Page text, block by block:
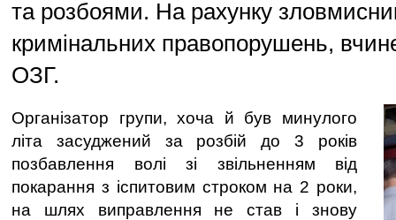
та розбоями. На рахунку
кримінальних правопорушень,
ОЗГ.
Організатор групи, хоча й був минулого
літа засуджений за розбій до 3 років
позбавлення волі зі звільненням від
покарання з іспитовим строком на 2 роки,
на шлях виправлення не став і знову